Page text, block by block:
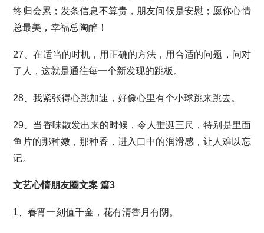
终归会累；发条信息不算贵，朋友问候是安慰；愿你心情
总最美，幸福总陶醉！
27、在适当的时机，用正确的方法，用合适的问题，问对
了人，这就是通往每一个新发现的跳板。
28、我紧张得心跳加速，好像心里有个小球跳来跳去。
29、当香味散发出来的时候，令人垂涎三尺，特别是里面
鱼片的那种嫩，那种香，进入口中的润滑感，让人难以忘
记。
文艺心情朋友圈文案 篇3
1、春宵一刻值千金，花有清香月有阴。